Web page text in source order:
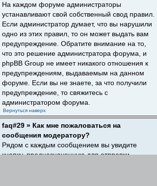
На каждом форуме администраторы
устанавливают свой собственный свод правил.
Если администратор думает, что вы нарушили
одно из этих правил, то он может выдать вам
предупреждение. Обратите внимание на то,
что это решение администратора форума, и
phpBB Group не имеет никакого отношения к
предупреждениям, выдаваемым на данном
форуме. Если вы не знаете, за что получили
предупреждение, то свяжитесь с
администратором форума.
Вернуться наверх
faq#29 » Как мне пожаловаться на
сообщения модератору?
Рядом с каждым сообщением вы увидите
кнопку, предназначенную для отправки